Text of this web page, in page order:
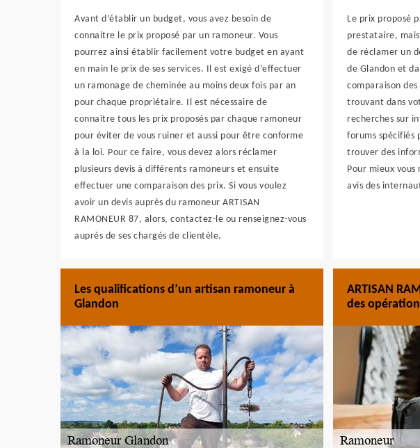
Avant d’établir un budget, vous avez besoin de
connaitre le prix proposé par un ramoneur. Vous
pourrez ainsi établir facilement votre budget en ayant
en main le prix de ses services. Il est exigé d’effectuer
un ramonage de cheminée au moins deux fois par an
pour chaque propriétaire. Il est nécessaire de
connaitre tous les prix proposés par chaque ramoneur
pour éviter de vous ruiner et aussi pour être conforme
à la loi. Pour ce faire, vous devez alors réclamer
plusieurs devis à différents ramoneurs et ensuite
effectuer une comparaison des prix. Si vous voulez
avoir un devis auprès du ramoneur ARTISAN
RAMONEUR 87, alors, contactez-le ou renseignez-vous
auprès de ses chargés de clientèle.
Le prix proposé
prestataire,
de réclamer un
de Glandon et
comparaison
trouvant dans
recherches sur
forums spécifiés
trouver des
Pour mieux vous
avis des
Les qualifications d’un artisan ramoneur à
Glandon
ARTISAN
des